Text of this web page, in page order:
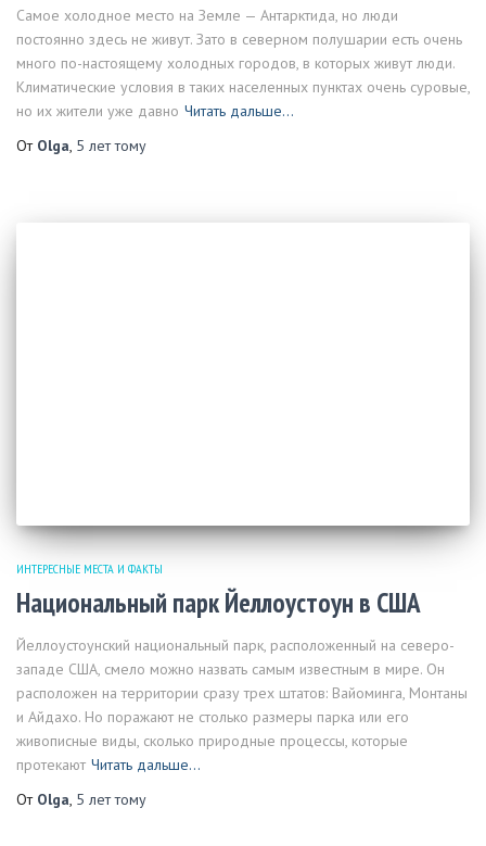
Самое холодное место на Земле — Антарктида, но люди
постоянно здесь не живут. Зато в северном полушарии есть очень
много по-настоящему холодных городов, в которых живут люди.
Климатические условия в таких населенных пунктах очень суровые,
но их жители уже давно Читать дальше…
От Olga, 5 леттому
ИНТЕРЕСНЫЕ МЕСТА И ФАКТЫ
Национальный парк Йеллоустоун в США
Йеллоустоунский национальный парк, расположенный на северо-
западе США, смело можно назвать самым известным в мире. Он
расположен на территории сразу трех штатов: Вайоминга, Монтаны
и Айдахо. Но поражают не столько размеры парка или его
живописные виды, сколько природные процессы, которые
протекают Читать дальше…
От Olga, 5 леттому